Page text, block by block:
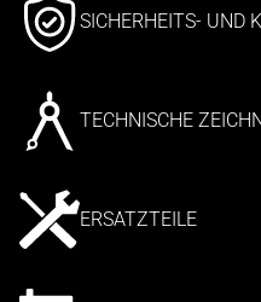
SICHERHEITS- UND
TECHNISCHE
ERSATZTEILE